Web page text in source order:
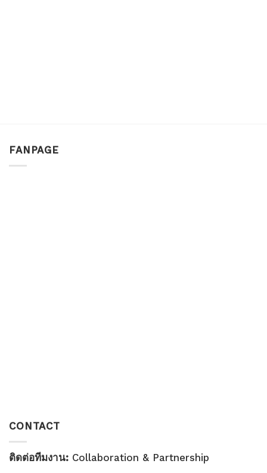
FANPAGE
CONTACT
ติดต่อทีมงาน: Collaboration & Partnership